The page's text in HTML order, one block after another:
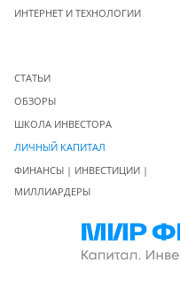
ИНТЕРНЕТ И ТЕХНОЛОГИИ
СТАТЬИ
ОБЗОРЫ
ШКОЛА ИНВЕСТОРА
ЛИЧНЫЙ КАПИТАЛ
ФИНАНСЫ | ИНВЕСТИЦИИ |
МИЛЛИАРДЕРЫ